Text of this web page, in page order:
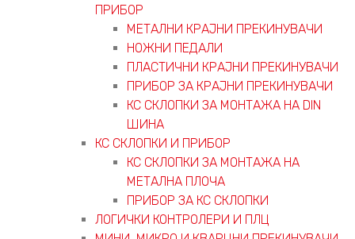
ПРИБОР
МЕТАЛНИ КРАЈНИ ПРЕКИНУВАЧИ
НОЖНИ ПЕДАЛИ
ПЛАСТИЧНИ КРАЈНИ ПРЕКИНУВАЧИ
ПРИБОР ЗА КРАЈНИ ПРЕКИНУВАЧИ
КС СКЛОПКИ ЗА МОНТАЖА НА DIN
ШИНА
КС СКЛОПКИ И ПРИБОР
КС СКЛОПКИ ЗА МОНТАЖА НА
МЕТАЛНА ПЛОЧА
ПРИБОР ЗА КС СКЛОПКИ
ЛОГИЧКИ КОНТРОЛЕРИ И ПЛЦ